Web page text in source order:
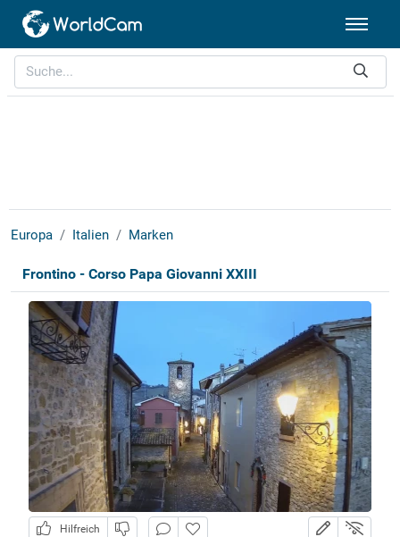
Europa Italien Marken
Frontino - Corso Papa Giovanni XXIII
Hilfreich